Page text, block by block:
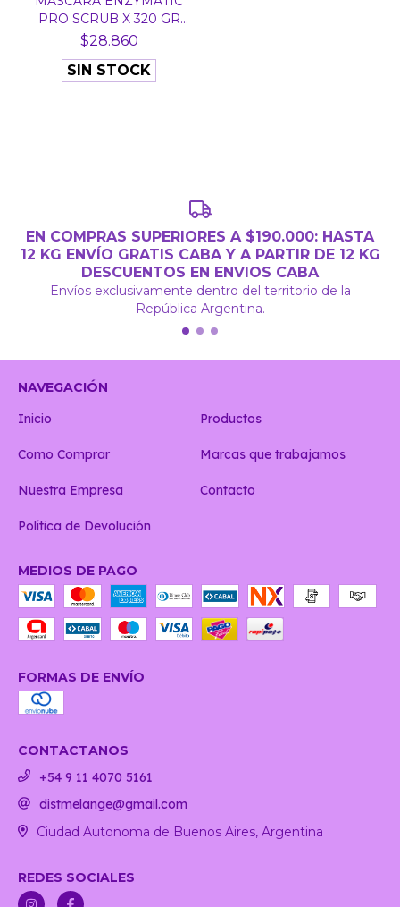
PRO SCRUB X 320 GR
EXF...
$28.860
SIN STOCK
EN COMPRAS SUPERIORES A $190.000: HASTA
12 KG ENVÍO GRATIS CABA Y A PARTIR DE 12 KG
DESCUENTOS EN ENVIOS CABA
Envíos exclusivamente dentro del territorio de la
República Argentina.
NAVEGACIÓN
Inicio
Productos
Como Comprar Marcas que trabajamos
Nuestra Empresa Contacto
Política de Devolución
MEDIOS DE PAGO
FORMAS DE ENVÍO
CONTACTANOS
+54 9 11 4070 5161
distmelange@gmail.com
Ciudad Autonoma de Buenos Aires, Argentina
REDES SOCIALES